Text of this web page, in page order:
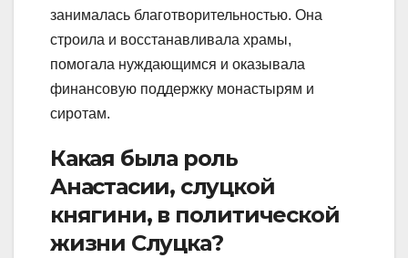
занималась благотворительностью. Она
строила и восстанавливала храмы,
помогала нуждающимся и оказывала
финансовую поддержку монастырям и
сиротам.
Какая была роль
Анастасии, слуцкой
княгини, в политической
жизни Слуцка?